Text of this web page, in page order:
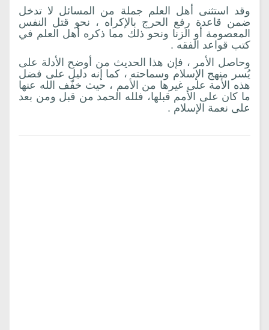
وقد استثنى أهل العلم جملة من المسائل لا تدخل
ضمن قاعدة رفع الحرج بالإكراه ، نحو قتل النفس
المعصومة أو الزنا ونحو ذلك مما ذكره أهل العلم في
كتب قواعد الفقه .
وحاصل الأمر ، فإن هذا الحديث من أوضح الأدلة على
يُسر منهج الإسلام وسماحته ، كما إنه دليل على فضل
هذه الأمة على غيرها من الأمم ، حيث خفّف الله عنها
ما كان على الأمم قبلها، فلله الحمد من قبل ومن بعد
على نعمة الإسلام .